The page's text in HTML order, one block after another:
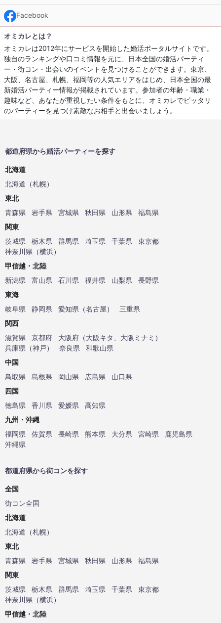
Facebook
オミカレとは？
オミカレは2012年にサービスを開始した婚活ポータルサイトです。
独自のランキングや口コミ情報を元に、日本全国の婚活パーティ
ー・街コン・出会いのイベントを見つけることができます。東京、
大阪、名古屋、札幌、福岡等の人気エリアをはじめ、日本全国の最
新婚活パーティー情報が掲載されています。参加者の年齢・職業・
趣味など、あなたが重視したい条件をもとに、オミカレでピッタリ
のパーティーを見つけ素敵なお相手と出会いましょう。
都道府県から婚活パーティーを探す
北海道
北海道 （札幌）
東北
青森県
岩手県 宮城県 秋田県 山形県
福島県
関東
茨城県
栃木県 群馬県 埼玉県 千葉県
東京都
神奈川県 （横浜）
甲信越・北陸
新潟県
富山県 石川県 福井県 山梨県
長野県
東海
岐阜県
静岡県 愛知県 （名古屋）
三重県
関西
滋賀県
京都府 大阪府 （大阪キタ 大阪ミナミ ）
兵庫県 （神戸） 奈良県
和歌山県
中国
鳥取県
島根県 岡山県 広島県
山口県
四国
徳島県
香川県 愛媛県
高知県
九州・沖縄
福岡県
佐賀県 長崎県 熊本県 大分県 宮崎県
鹿児島県
沖縄県
都道府県から街コンを探す
全国
街コン全国
北海道
北海道 （札幌）
東北
青森県
岩手県 宮城県 秋田県 山形県
福島県
関東
茨城県
栃木県 群馬県 埼玉県 千葉県
東京都
神奈川県 （横浜）
甲信越・北陸